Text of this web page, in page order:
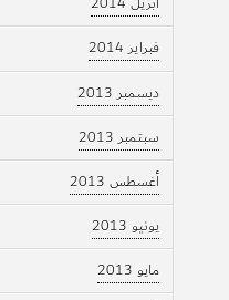
فبراير 2014
ديسمبر 2013
سبتمبر 2013
أغسطس 2013
يونيو 2013
مايو 2013